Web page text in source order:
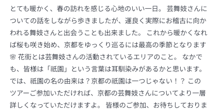
とても暖かく、春の訪れを感じる心地のいい一日。 芸舞妓さんに
ついての話をしながら歩きましたが、運良く実際にお稽古に向か
われる舞妓さんと出会うことも出来ました。 これから暖かくなれ
ば桜も咲き始め、京都をゆっくり巡るには最高の季節となります
🌸 花街とは芸舞妓さんの活動されているエリアのこと。 なかで
も、皆様は「祇園」という言葉は耳馴染みがあるかと思います。
では、祇園の名の由来は？京都の祇園は一つじゃない！？ この
ツアーご参加いただければ、京都の芸舞妓さんについてより一層
詳しくなっていただけますよ。 皆様のご参加、お待ちしておりま